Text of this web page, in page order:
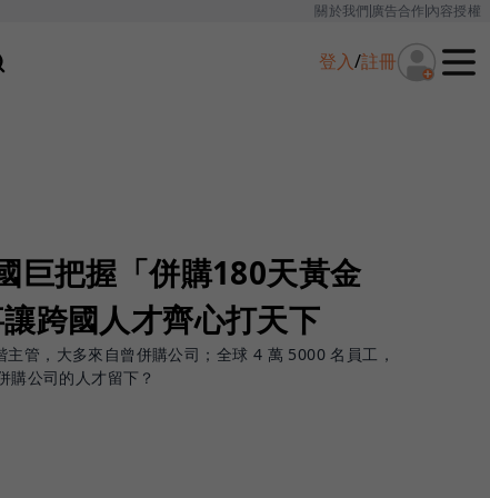
關於我們廣告合作內容授權
登入/註冊
巨把握「併購180天黃金
跨國人才齊心打天下
管，大多來自曾併購公司；全球 4 萬 5000 名員工，
購公司的人才留下？